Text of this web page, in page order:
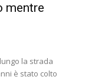
mentre
la strada
è stato colto